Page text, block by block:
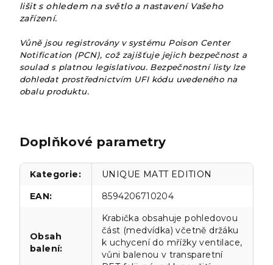
lišit s ohledem na světlo a nastavení Vašeho
zařízení.
Vůně jsou registrovány v systému Poison Center
Notification (PCN), což zajišťuje jejich bezpečnost a
soulad s platnou legislativou. Bezpečnostní listy lze
dohledat prostřednictvím UFI kódu uvedeného na
obalu produktu.
Doplňkové parametry
Kategorie:
UNIQUE MATT EDITION
EAN: 8594206710204
Obsah
balení:
Krabička obsahuje pohledovou
část (medvídka) včetně držáku
k uchycení do mřížky ventilace,
vůni balenou v transparetní